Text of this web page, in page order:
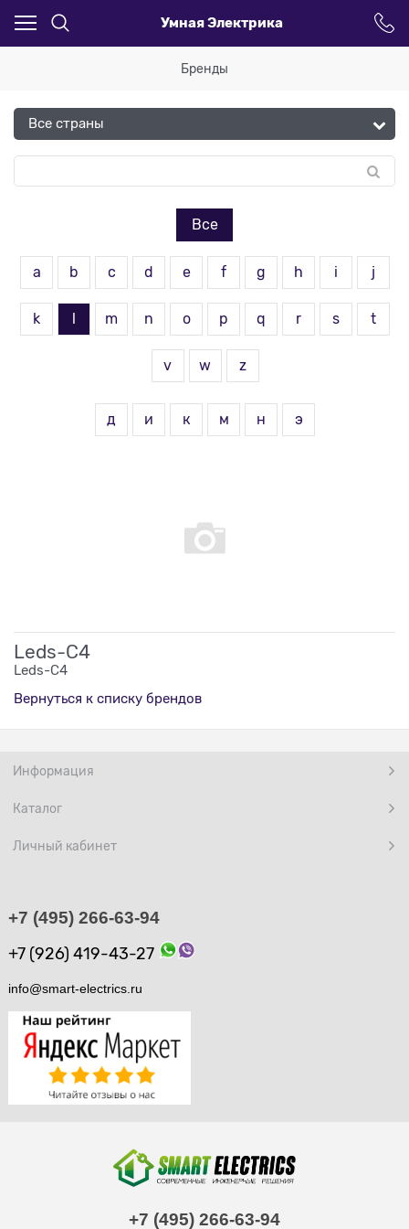
Умная Электрика
Бренды
Все
a b c d e f g h i j
k m n o p q r s t
v w z
д и к м н э
Leds-C4
Leds-C4
Вернуться к списку брендов
Информация
Каталог
Личный кабинет
+7 (495) 266-63-94
+7 (926) 419-43-27
info@smart-electrics.ru
+7 (495) 266-63-94